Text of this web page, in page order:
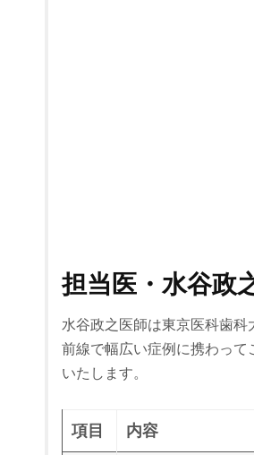
担当医・水谷政
水谷政之医師は東京医科歯
前線で幅広い症例に携わっ
いたします。
項目 内容